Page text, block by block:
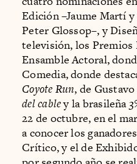
Edición –Jaume Martí
Peter Glossop–, y
televisión, los Premios
Ensamble Actoral,
Comedia, donde
Coyote Run, de
del cabley la brasileña
22 de octubre, en el
a conocer los
Crítico, y el de